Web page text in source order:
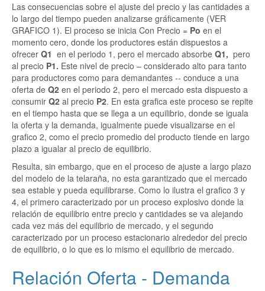
Las consecuencias sobre el ajuste del precio y las cantidades a
lo largo del tiempo pueden analizarse gráficamente (VER
GRAFICO 1). El proceso se inicia Con Precio = Po en el
momento cero, donde los productores están dispuestos a
ofrecer Q1 en el periodo 1, pero el mercado absorbe Q1, pero
al precio P1. Este nivel de precio – considerado alto para tanto
para productores como para demandantes -- conduce a una
oferta de Q2 en el periodo 2, pero el mercado esta dispuesto a
consumir Q2 al precio P2. En esta grafica este proceso se repite
en el tiempo hasta que se llega a un equilibrio, donde se iguala
la oferta y la demanda, igualmente puede visualizarse en el
grafico 2, como el precio promedio del producto tiende en largo
plazo a igualar al precio de equilibrio.
Resulta, sin embargo, que en el proceso de ajuste a largo plazo
del modelo de la telaraña, no esta garantizado que el mercado
sea estable y pueda equilibrarse. Como lo ilustra el grafico 3 y
4, el primero caracterizado por un proceso explosivo donde la
relación de equilibrio entre precio y cantidades se va alejando
cada vez más del equilibrio de mercado, y el segundo
caracterizado por un proceso estacionario alrededor del precio
de equilibrio, o lo que es lo mismo el equilibrio de mercado.
Relación Oferta - Demanda